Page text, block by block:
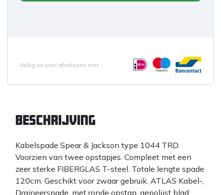
Veilig en snel afrekenen met
Beschrijving
Kabelspade Spear & Jackson type 1044 TRD.
Voorzien van twee opstapjes. Compleet met een
zeer sterke FIBERGLAS T-steel. Totale lengte spade
120cm. Geschikt voor zwaar gebruik. ATLAS Kabel-,
Draineerspade, met ronde opstap, gepolijst blad,